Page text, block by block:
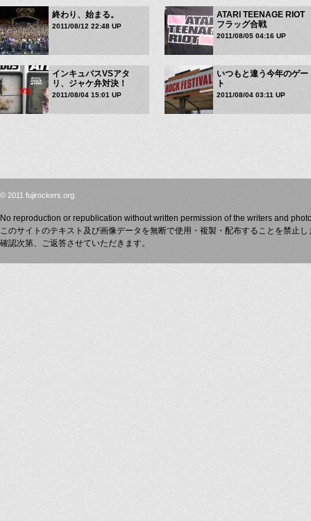
終わり、始まる。
2011/08/12 22:48 UP
ATARI TEENAGE RIOT
フラッグ合戦
2011/08/05 04:16 UP
インキュバスVSアタ
リ、ジャケ弁対決！
2011/08/04 15:01 UP
いつもと違う今年のゲー
ト
2011/08/04 03:11 UP
© 2011 fujirockers.org.
No reproduction or republication without written permission of the writers and
このサイトのテキスト及び画像データを無断で使用・複製・配布することを禁止
確認次第、ご返答させていただきます。